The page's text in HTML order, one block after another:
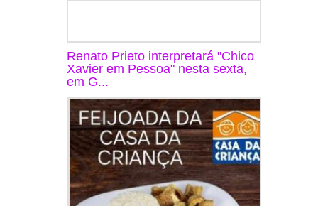
Renato Prieto interpretará "Chico
Xavier em Pessoa" nesta sexta,
em G...